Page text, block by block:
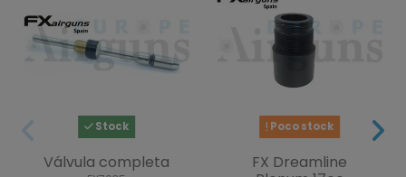
Stock
Válvula completa
Poco stock
FX Dreamline